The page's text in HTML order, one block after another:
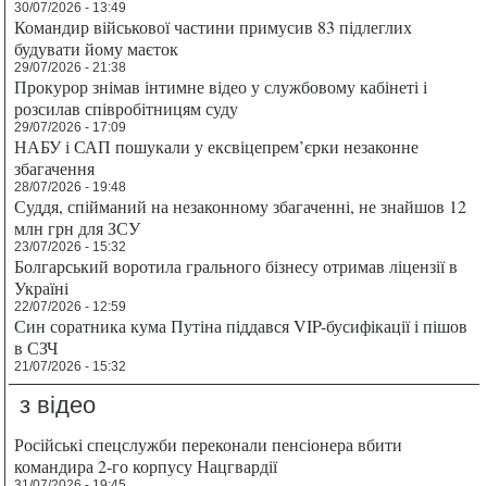
30/07/2026 - 13:49
Командир військової частини примусив 83 підлеглих
будувати йому маєток
29/07/2026 - 21:38
Прокурор знімав інтимне відео у службовому кабінеті і
розсилав співробітницям суду
29/07/2026 - 17:09
НАБУ і САП пошукали у ексвіцепрем’єрки незаконне
збагачення
28/07/2026 - 19:48
Суддя, спійманий на незаконному збагаченні, не знайшов 12
млн грн для ЗСУ
23/07/2026 - 15:32
Болгарський воротила грального бізнесу отримав ліцензії в
Україні
22/07/2026 - 12:59
Син соратника кума Путіна піддався VIP-бусифікації і пішов
в СЗЧ
21/07/2026 - 15:32
з відео
Російські спецслужби переконали пенсіонера вбити
командира 2-го корпусу Нацгвардії